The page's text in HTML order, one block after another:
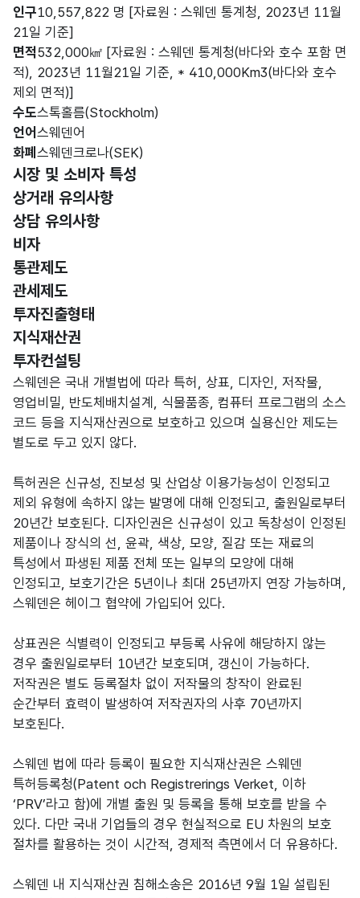
인구10,557,822 명 [자료원 : 스웨덴 통계청, 2023년 11월
21일 기준]
면적532,000㎢ [자료원 : 스웨덴 통계청(바다와 호수 포함 면
적), 2023년 11월21일 기준, * 410,000Km3(바다와 호수
제외 면적)]
수도스톡홀름(Stockholm)
언어 스웨덴어
화폐 스웨덴크로나(SEK)
시장 및 소비자 특성
상거래 유의사항
상담 유의사항
비자
통관제도
관세제도
투자진출형태
선택됨
지식재산권
투자컨설팅
지식재산권
스웨덴은 국내 개별법에 따라 특허, 상표, 디자인, 저작물,
영업비밀, 반도체배치설계, 식물품종, 컴퓨터 프로그램의 소스
코드 등을 지식재산권으로 보호하고 있으며 실용신안 제도는
별도로 두고 있지 않다.
특허권은 신규성, 진보성 및 산업상 이용가능성이 인정되고
제외 유형에 속하지 않는 발명에 대해 인정되고, 출원일로부터
20년간 보호된다. 디자인권은 신규성이 있고 독창성이 인정된
제품이나 장식의 선, 윤곽, 색상, 모양, 질감 또는 재료의
특성에서 파생된 제품 전체 또는 일부의 모양에 대해
인정되고, 보호기간은 5년이나 최대 25년까지 연장 가능하며,
스웨덴은 헤이그 협약에 가입되어 있다.
상표권은 식별력이 인정되고 부등록 사유에 해당하지 않는
경우 출원일로부터 10년간 보호되며, 갱신이 가능하다.
저작권은 별도 등록절차 없이 저작물의 창작이 완료된
순간부터 효력이 발생하여 저작권자의 사후 70년까지
보호된다.
스웨덴 법에 따라 등록이 필요한 지식재산권은 스웨덴
특허등록청(Patent och Registrerings Verket, 이하
‘PRV’라고 함)에 개별 출원 및 등록을 통해 보호를 받을 수
있다. 다만 국내 기업들의 경우 현실적으로 EU 차원의 보호
절차를 활용하는 것이 시간적, 경제적 측면에서 더 유용하다.
스웨덴 내 지식재산권 침해소송은 2016년 9월 1일 설립된